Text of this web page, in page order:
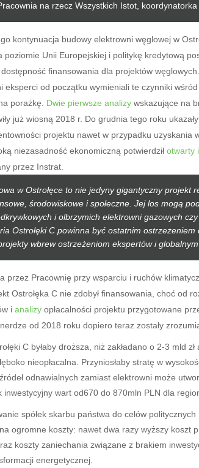
na rzecz Wszystkich Istot, koordynatorka
kontynuacja budowy elektrowni węglowej w
poziomie Unii Europejskiej i politykę kredytową
finansowania dla projektów węglowych.
eksperci od początku wymieniali te czynniki wśród
porażkę. Dwie pierwsze analizy wskazujące na
już wiosną 2018 r. Do grudnia tego roku
projektu nawet w przypadku uzyskania
niezasadność ekonomiczną potwierdził otwarty
przez Instrat.
w Ostrołęce to nie jedyny gigantyczny projekt
środowiskowe i społeczne. Jej los mogą
i olbrzymich elektrowni gazowych
Ostrołęki C powinna być ostatnim
wbrew ostrzeżeniom ekspertów i
przez Pracownię przy wsparciu i ruchów
Ostrołęka C nie zdobył finansowania, choć od
i analizy opłacalności projektu przygotowane
od 2018 roku dopiero teraz zostały
C byłaby droższa, niż zakładano o 2-3 mld
nieopłacalna. Przyniosłaby stratę w
odnawialnych zamiast elektrowni może
inwestycyjny wart od670 do 870mln PLN dla
spółek skarbu państwa do celów
ogromne koszty: nawet dwa razy wyższy koszt
koszty zaniechania związane z brakiem
energetycznej.